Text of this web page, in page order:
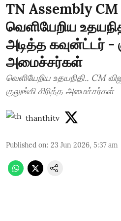
TN Assembly
வெளியேறிய
அடித்த கவுன்ட்டர் -
அமைச்சர்கள்
வெளியேறிய உதயநிதி.. CM
குலுங்கி சிரித்த அமைச்சர்கள்
thanthitv
Published on: 23 Jun 2026, 5:37 am